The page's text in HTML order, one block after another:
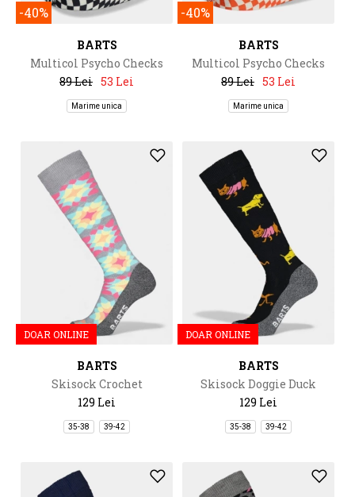
-40%
BARTS
Multicol Psycho Checks
89 Lei 53 Lei
Marime unica
-40%
BARTS
Multicol Psycho Checks
89 Lei 53 Lei
Marime unica
DOAR ONLINE
BARTS
Skisock Crochet
129 Lei
35-38 39-42
DOAR ONLINE
BARTS
Skisock Doggie Duck
129 Lei
35-38 39-42